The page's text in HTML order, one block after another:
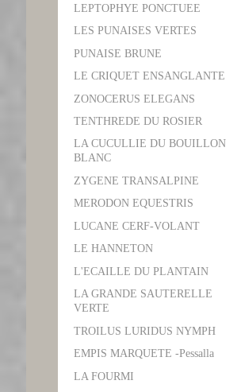
LEPTOPHYE PONCTUEE
LES PUNAISES VERTES
PUNAISE BRUNE
LE CRIQUET ENSANGLANTE
ZONOCERUS ELEGANS
TENTHREDE DU ROSIER
LA CUCULLIE DU BOUILLON
BLANC
ZYGENE TRANSALPINE
MERODON EQUESTRIS
LUCANE CERF-VOLANT
LE HANNETON
L'ECAILLE DU PLANTAIN
LA GRANDE SAUTERELLE
VERTE
TROILUS LURIDUS NYMPH
EMPIS MARQUETE -Pessalla
LA FOURMI